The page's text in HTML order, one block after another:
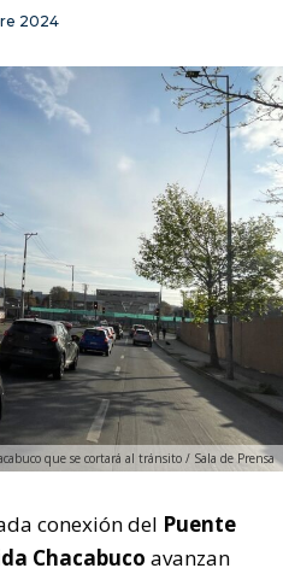
2024
que se cortará al tránsito / Sala de Prensa
conexión del Puente
Chacabuco avanzan